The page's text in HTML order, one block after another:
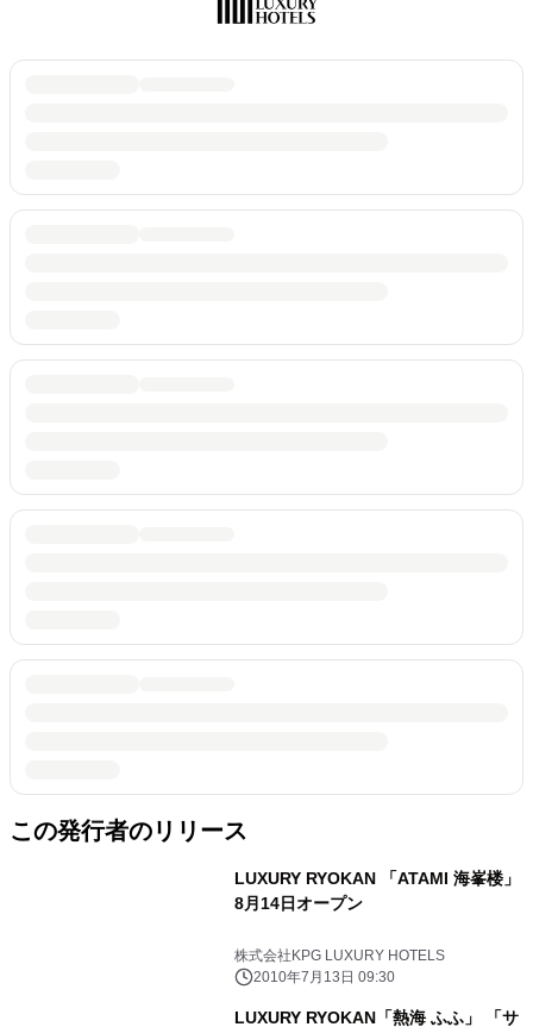
この発行者のリリース
LUXURY RYOKAN 「ATAMI 海峯楼」
8月14日オープン
株式会社KPG LUXURY HOTELS
2010年7月13日 09:30
LUXURY RYOKAN「熱海 ふふ」 「サ